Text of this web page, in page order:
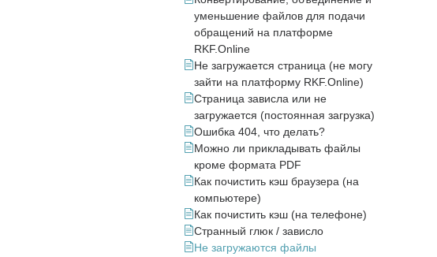
уменьшение файлов для подачи
обращений на платформе
RKF.Online
Не загружается страница (не могу
зайти на платформу RKF.Online)
Страница зависла или не
загружается (постоянная загрузка)
Ошибка 404, что делать?
Можно ли прикладывать файлы
кроме формата PDF
Как почистить кэш браузера (на
компьютере)
Как почистить кэш (на телефоне)
Странный глюк / зависло
Не загружаются файлы